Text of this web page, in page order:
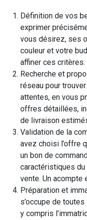
Définition de vos
exprimer
vous désirez, ses
couleur et votre
affiner ces critères.
Recherche et
réseau pour
attentes, en vous
offres détaillées,
de livraison
Validation de la
avez choisi l’offre
un bon de
caractéristiques
vente. Un acompte
Préparation et
s’occupe de
y compris